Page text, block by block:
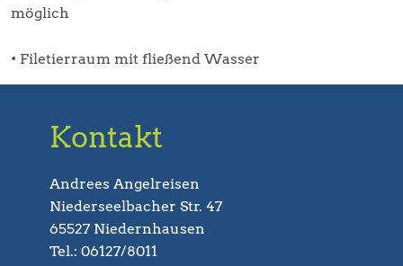
möglich
• Filetierraum mit fließend Wasser
Kontakt
Andrees Angelreisen
Niederseelbacher Str. 47
65527 Niedernhausen
Tel.: 06127/8011